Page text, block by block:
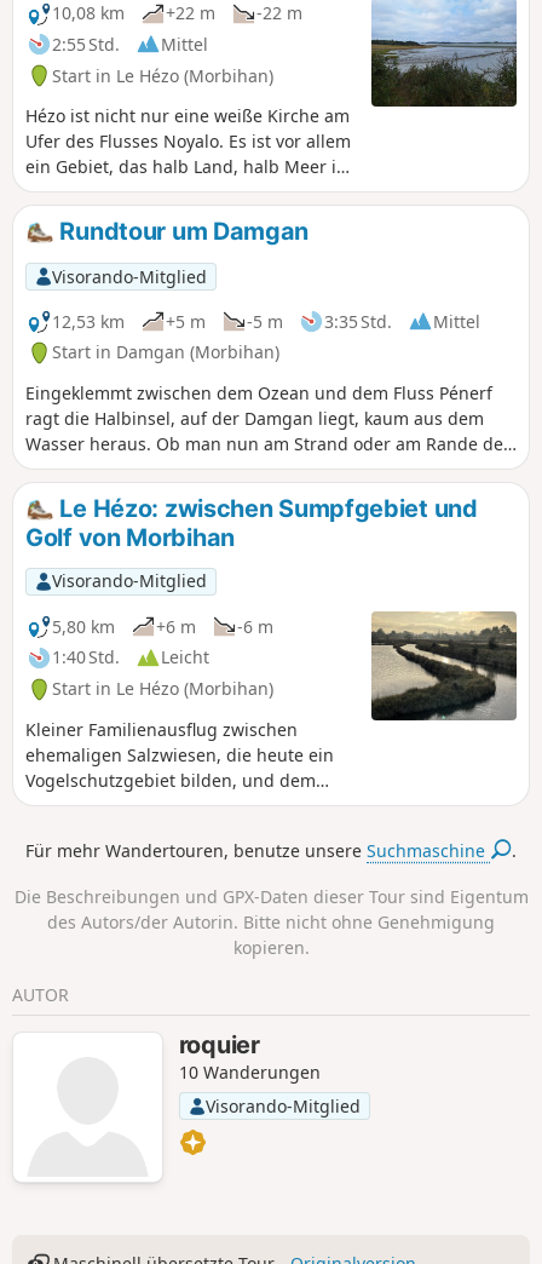
10,08 km
+22 m
-22 m
2:55 Std.
Mittel
Start in Le Hézo (Morbihan)
Hézo ist nicht nur eine weiße Kirche am
Ufer des Flusses Noyalo. Es ist vor allem
ein Gebiet, das halb Land, halb Meer ist
und tief im Golf von Morbihan liegt.
Zwischen den Landstücken, die bei Flut
vom Wasser umgeben sind, und den
Eichen- und Seekiefernwäldern gibt es
Platz für einen schönen Spaziergang
mit Wald- und Meeresdüften. Achtung:
Bei starker Flut oder sehr feuchtem
Wetter können bestimmte Abschnitte
am Rande des Golfs schwer begehbar
sein.
Rundtour um Damgan
Visorando-Mitglied
12,53 km
+5 m -5 m 3:35 Std.
Mittel
Start in Damgan (Morbihan)
Eingeklemmt zwischen dem Ozean und dem Fluss Pénerf
ragt die Halbinsel, auf der Damgan liegt, kaum aus dem
Wasser heraus. Ob man nun am Strand oder am Rande der
Sümpfe entlanggeht – nichts ragt über den Horizont
hinaus, außer dem kleinen weißen Kirchturm und einigen
Kiefern. Die hier vorgeschlagene Wanderung ermöglicht es,
diese Halbinsel zu umrunden.
Le Hézo: zwischen Sumpfgebiet und
Golf von Morbihan
Visorando-Mitglied
5,80 km
+6 m
-6 m
1:40 Std.
Leicht
Start in Le Hézo (Morbihan)
Kleiner Familienausflug zwischen
ehemaligen Salzwiesen, die heute ein
Vogelschutzgebiet bilden, und dem
Grund des Golfs von Morbihan.
Für mehr Wandertouren, benutze unsereSuchmaschine .
Die Beschreibungen und GPX-Daten dieser Tour sind Eigentum
des Autors/der Autorin. Bitte nicht ohne Genehmigung
kopieren.
AUTOR
roquier
10 Wanderungen
Visorando-Mitglied